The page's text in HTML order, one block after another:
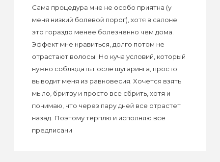
Сама процедура мне не особо приятна (у
меня низкий болевой порог), хотя в салоне
это гораздо менее болезненно чем дома.
Эффект мне нравиться, долго потом не
отрастают волосы. Но куча условий, который
нужно соблюдать после шугаринга, просто
выводит меня из равновесия. Хочется взять
мыло, бритву и просто все сбрить, хотя и
понимаю, что через пару дней все отрастет
назад. Поэтому терплю и исполняю все
предписани